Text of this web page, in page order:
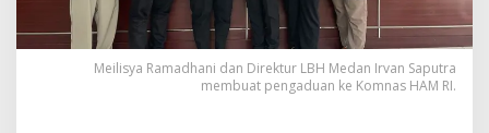
Meilisya Ramadhani dan Direktur LBH Medan Irvan Saputra
membuat pengaduan ke Komnas HAM RI.